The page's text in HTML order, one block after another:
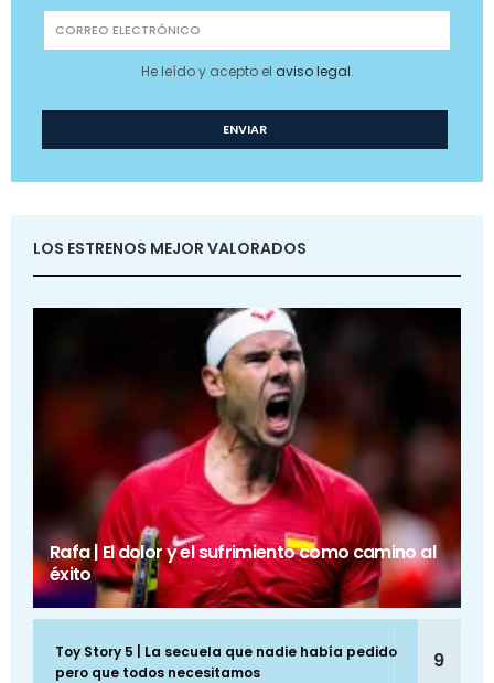
He leído y acepto el aviso legal.
LOS ESTRENOS MEJOR VALORADOS
Rafa | El dolor y el sufrimiento como camino al
éxito
Toy Story 5 | La secuela que nadie había pedido
pero que todos necesitamos
9